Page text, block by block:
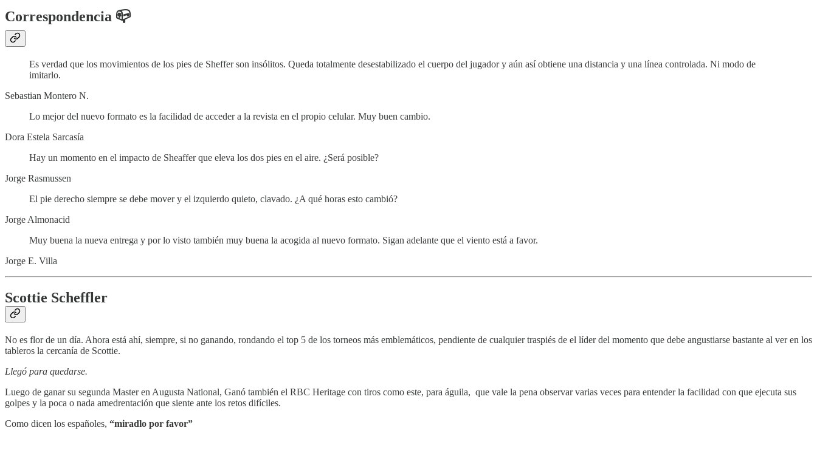
Correspondencia 📪
Es verdad que los movimientos de los pies de Sheffer son insólitos. Queda totalmente desestabilizado el cuerpo del jugador y aún así obtiene una distancia y una línea controlada. Ni modo de
imitarlo.
Sebastian Montero N.
Lo mejor del nuevo formato es la facilidad de acceder a la revista en el propio celular. Muy buen cambio.
Dora Estela Sarcasía
Hay un momento en el impacto de Sheaffer que eleva los dos pies en el aire. ¿Será posible?
Jorge Rasmussen
El pie derecho siempre se debe mover y el izquierdo quieto, clavado. ¿A qué horas esto cambió?
Jorge Almonacid
Muy buena la nueva entrega y por lo visto también muy buena la acogida al nuevo formato. Sigan adelante que el viento está a favor.
Jorge E. Villa
Scottie Scheffler
No es flor de un día. Ahora está ahí, siempre, si no ganando, rondando el top 5 de los torneos más emblemáticos, pendiente de cualquier traspiés de el líder del momento que debe angustiarse bastante al ver en los
tableros la cercanía de Scottie.
Llegó para quedarse.
Luego de ganar su segunda Master en Augusta National, Ganó también el RBC Heritage con tiros como este, para águila, que vale la pena observar varias veces para entender la facilidad con que ejecuta sus
golpes y la poca o nada amedrentación que siente ante los retos difíciles.
Como dicen los españoles, “miradlo por favor”